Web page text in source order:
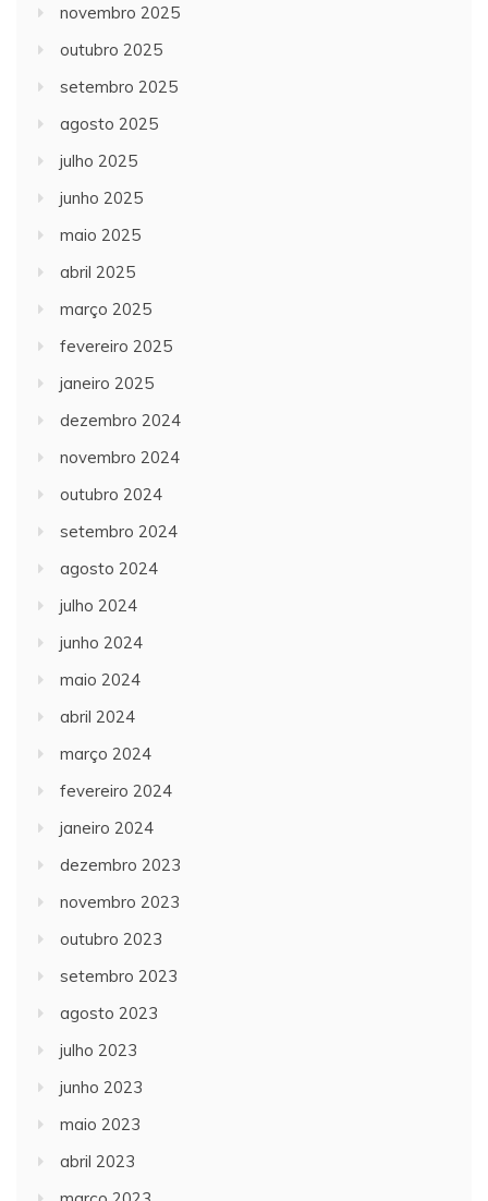
novembro 2025
outubro 2025
setembro 2025
agosto 2025
julho 2025
junho 2025
maio 2025
abril 2025
março 2025
fevereiro 2025
janeiro 2025
dezembro 2024
novembro 2024
outubro 2024
setembro 2024
agosto 2024
julho 2024
junho 2024
maio 2024
abril 2024
março 2024
fevereiro 2024
janeiro 2024
dezembro 2023
novembro 2023
outubro 2023
setembro 2023
agosto 2023
julho 2023
junho 2023
maio 2023
abril 2023